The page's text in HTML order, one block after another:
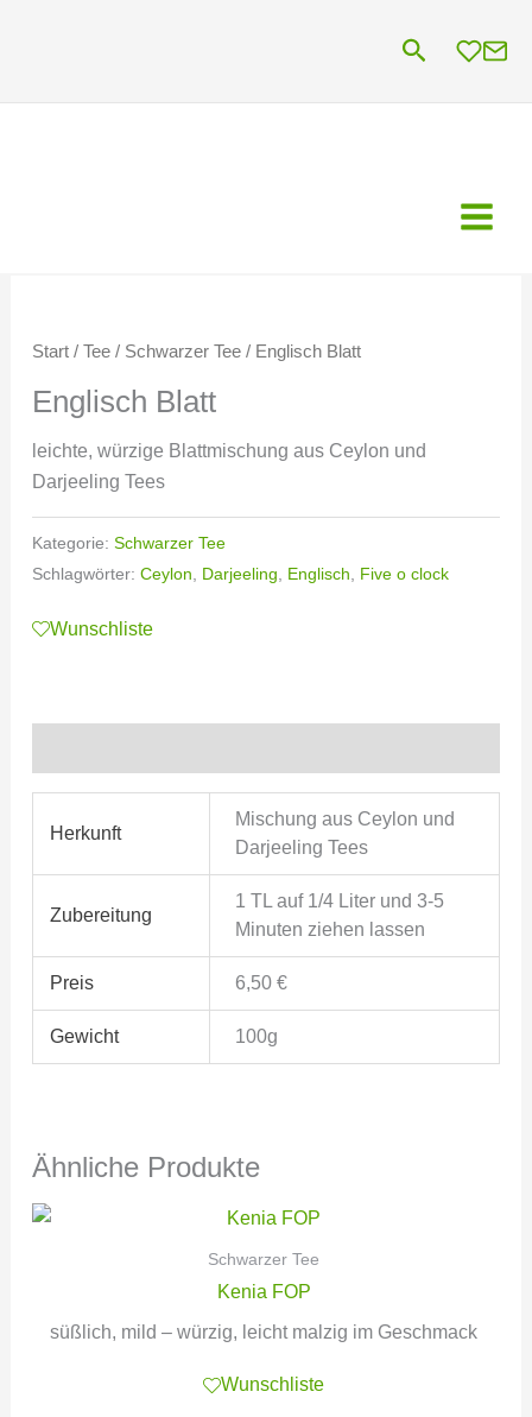
Suchen
Start/ Tee/ Schwarzer Tee/ Englisch Blatt
Englisch Blatt
leichte, würzige Blattmischung aus Ceylon und
Darjeeling Tees
Kategorie: Schwarzer Tee
Schlagwörter: Ceylon Darjeeling Englisch Five o clock
Wunschliste
Herkunft
Mischung aus Ceylon und
Darjeeling Tees
Zubereitung
1 TL auf 1/4 Liter und 3-5
Minuten ziehen lassen
Preis 6,50 €
Gewicht 100g
Ähnliche Produkte
Schwarzer Tee
Kenia FOP
süßlich, mild – würzig, leicht malzig im Geschmack
Wunschliste